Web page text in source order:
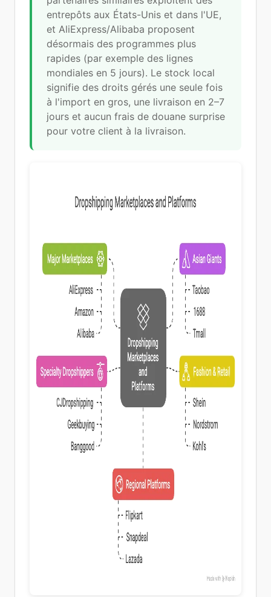
entrepôts aux États-Unis et dans l'UE,
et AliExpress/Alibaba proposent
désormais des programmes plus
rapides (par exemple des lignes
mondiales en 5 jours). Le stock local
signifie des droits gérés une seule fois
à l'import en gros, une livraison en 2–7
jours et aucun frais de douane surprise
pour votre client à la livraison.